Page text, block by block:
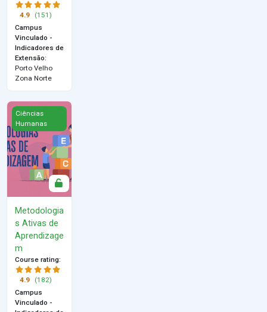
4.9
(151)
Campus
Vinculado -
Indicadores de
Extensão:
Porto Velho
Zona Norte
Metodologias Ativas de Aprendizagem
Ciências
Humanas
Metodologia
s Ativas de
Aprendizage
m
Course rating:
4.9
(182)
Campus
Vinculado -